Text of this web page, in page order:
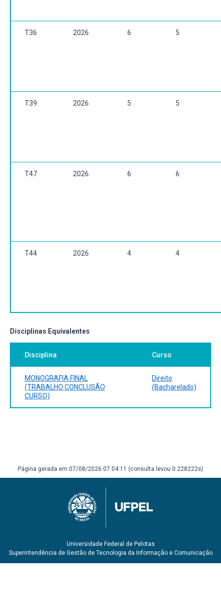
T36 2026 6 5
T39 2026 5 5
T47 2026 6 6
T44 2026 4 4
Disciplinas Equivalentes
Disciplina Curso
MONOGRAFIA FINAL
(TRABALHO CONCLUSÃO
CURSO)
Direito
(Bacharelado)
Página gerada em 07/08/2026 07:04:11 (consulta levou 0.228222s)
Universidade Federal de Pelotas
Superintendência de Gestão de Tecnologia da Informação e Comunicação